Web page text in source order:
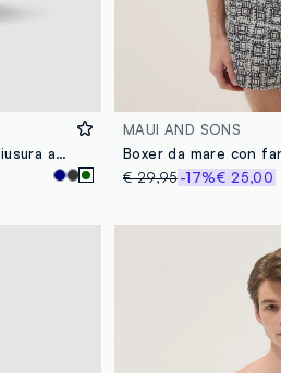
Borsetta a tracolla verde con chiusura a zip e tracolla regolabile
MAUI AND SONS
€ 29,95-17%€ 25,00